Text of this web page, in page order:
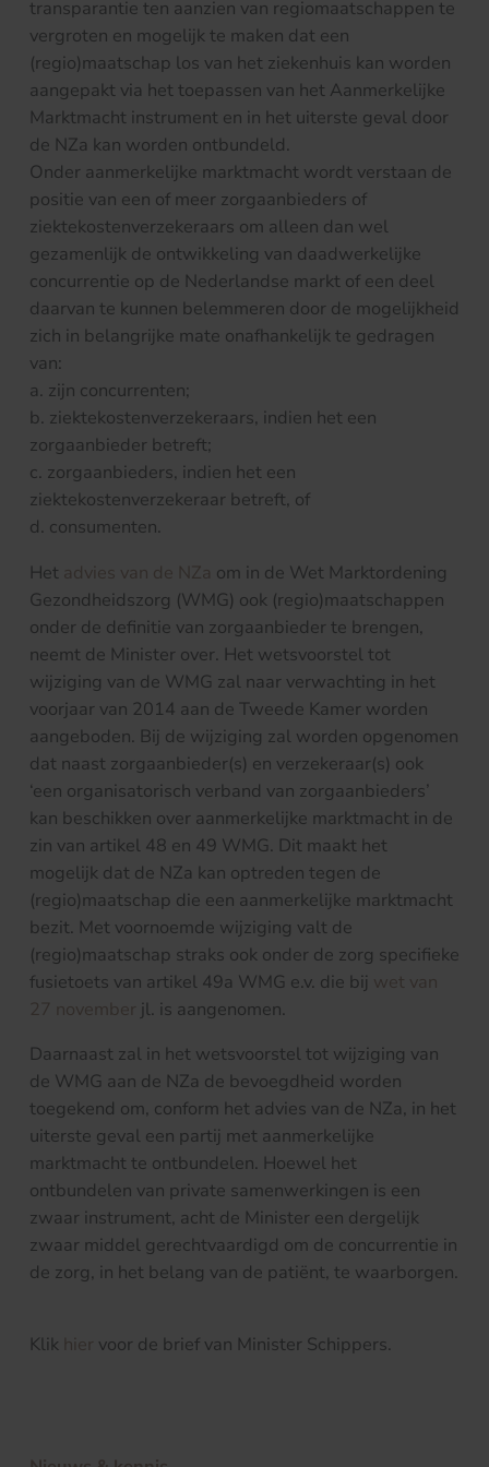
transparantie ten aanzien van regiomaatschappen te
vergroten en mogelijk te maken dat een
(regio)maatschap los van het ziekenhuis kan worden
aangepakt via het toepassen van het Aanmerkelijke
Marktmacht instrument en in het uiterste geval door
de NZa kan worden ontbundeld.
Onder aanmerkelijke marktmacht wordt verstaan de
positie van een of meer zorgaanbieders of
ziektekostenverzekeraars om alleen dan wel
gezamenlijk de ontwikkeling van daadwerkelijke
concurrentie op de Nederlandse markt of een deel
daarvan te kunnen belemmeren door de mogelijkheid
zich in belangrijke mate onafhankelijk te gedragen
van:
a. zijn concurrenten;
b. ziektekostenverzekeraars, indien het een
zorgaanbieder betreft;
c. zorgaanbieders, indien het een
ziektekostenverzekeraar betreft, of
d. consumenten.
Het advies van de NZa om in de Wet Marktordening
Gezondheidszorg (WMG) ook (regio)maatschappen
onder de definitie van zorgaanbieder te brengen,
neemt de Minister over. Het wetsvoorstel tot
wijziging van de WMG zal naar verwachting in het
voorjaar van 2014 aan de Tweede Kamer worden
aangeboden. Bij de wijziging zal worden opgenomen
dat naast zorgaanbieder(s) en verzekeraar(s) ook
‘een organisatorisch verband van zorgaanbieders’
kan beschikken over aanmerkelijke marktmacht in de
zin van artikel 48 en 49 WMG. Dit maakt het
mogelijk dat de NZa kan optreden tegen de
(regio)maatschap die een aanmerkelijke marktmacht
bezit. Met voornoemde wijziging valt de
(regio)maatschap straks ook onder de zorg specifieke
fusietoets van artikel 49a WMG e.v. die bij wet van
27 november jl. is aangenomen.
Daarnaast zal in het wetsvoorstel tot wijziging van
de WMG aan de NZa de bevoegdheid worden
toegekend om, conform het advies van de NZa, in het
uiterste geval een partij met aanmerkelijke
marktmacht te ontbundelen. Hoewel het
ontbundelen van private samenwerkingen is een
zwaar instrument, acht de Minister een dergelijk
zwaar middel gerechtvaardigd om de concurrentie in
de zorg, in het belang van de patiënt, te waarborgen.
Klik hier voor de brief van Minister Schippers.